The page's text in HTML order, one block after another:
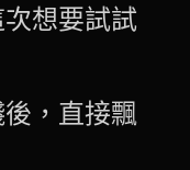
想要試試
，直接飄